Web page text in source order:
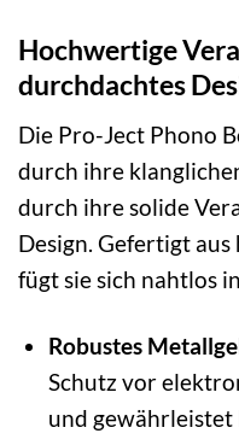
Hochwertige
durchdachtes
Die Pro-Ject Phono
durch ihre
durch ihre solide
Design. Gefertigt
fügt sie sich nahtlos
Robustes
Schutz vor
und gewährleistet